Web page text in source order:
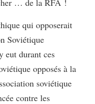
qui opposerait
Soviétique
eut durant ces
opposés à la
soviétique
contre les